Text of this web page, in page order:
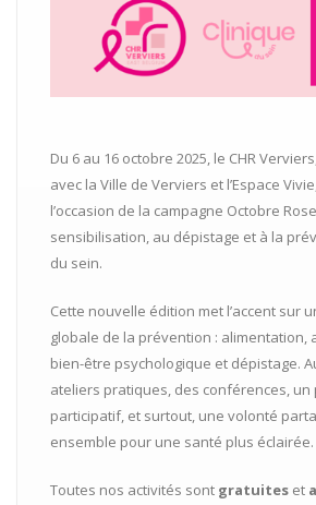
Du 6 au 16 octobre 2025, le CHR
avec la Ville de Verviers et l’Espace
l’occasion de la campagne Octobre
sensibilisation, au dépistage et à la
du sein.
Cette nouvelle édition met l’accent sur
globale de la prévention : alimentation,
bien-être psychologique et dépistage.
ateliers pratiques, des conférences, un
participatif, et surtout, une volonté
ensemble pour une santé plus éclairée.
Toutes nos activités sont gratuites et